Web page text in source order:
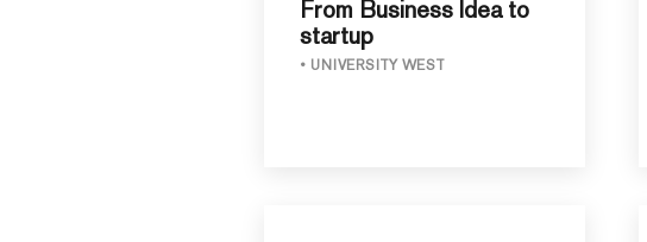
From Business Idea to
startup
UNIVERSITY WEST